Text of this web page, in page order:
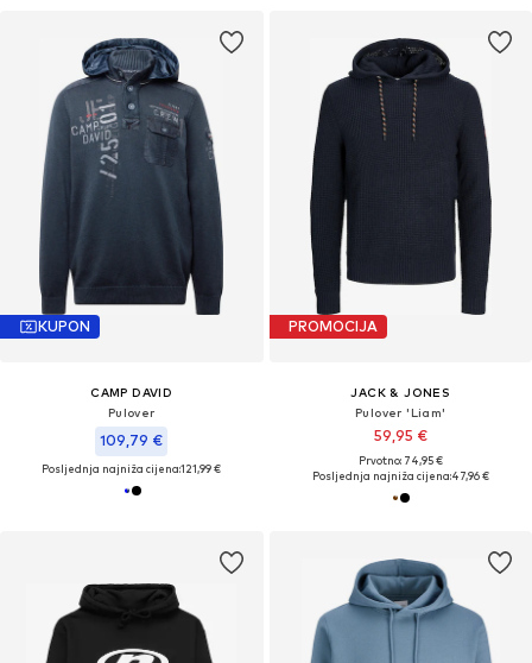
KUPON
CAMP DAVID
Pulover
109,79 €
Posljednja najniža cijena:121,99 €
PROMOCIJA
JACK & JONES
Pulover 'Liam'
59,95 €
Prvotno: 74,95 €
Posljednja najniža cijena:47,96 €